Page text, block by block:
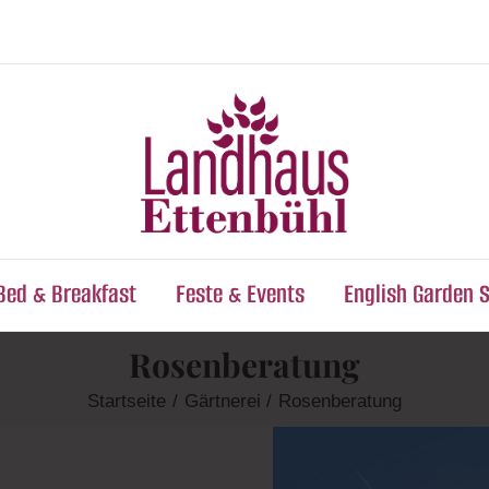
& Breakfast Feste & Events English Garden
Rosenberatung
Startseite Gärtnerei Rosenberatung